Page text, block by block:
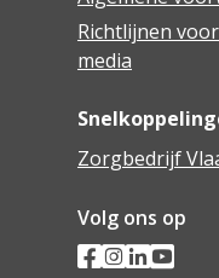
Richtlijnen
media
Zorgbedrijf
Volg ons op